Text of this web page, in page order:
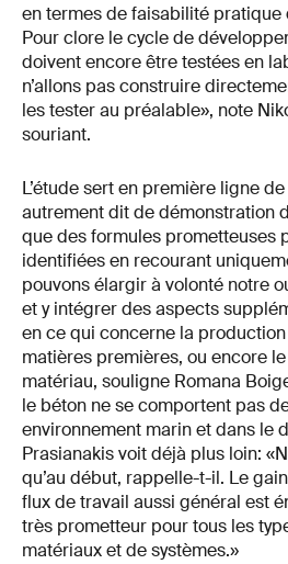
en termes de faisabilité pratique
Pour clore le cycle de
doivent encore être testées en
n’allons pas construire
les tester au préalable», note
souriant.
L’étude sert en première ligne
autrement dit de démonstration
que des formules prometteuses
identifiées en recourant
pouvons élargir à volonté notre
et y intégrer des aspects
en ce qui concerne la
matières premières, ou encore
matériau, souligne Romana
le béton ne se comportent pas
environnement marin et dans le
Prasianakis voit déjà plus loin:
qu’au début, rappelle-t-il. Le
flux de travail aussi général est
très prometteur pour tous les
matériaux et de systèmes.»